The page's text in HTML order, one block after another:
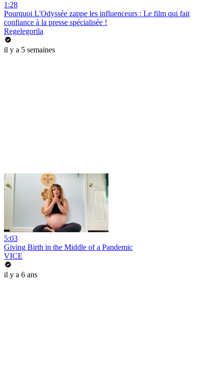
1:28
Pourquoi L'Odyssée zappe les influenceurs : Le film qui fait
confiance à la presse spécialisée !
Regelegorila
il y a 5 semaines
5:03
Giving Birth in the Middle of a Pandemic
VICE
il y a 6 ans